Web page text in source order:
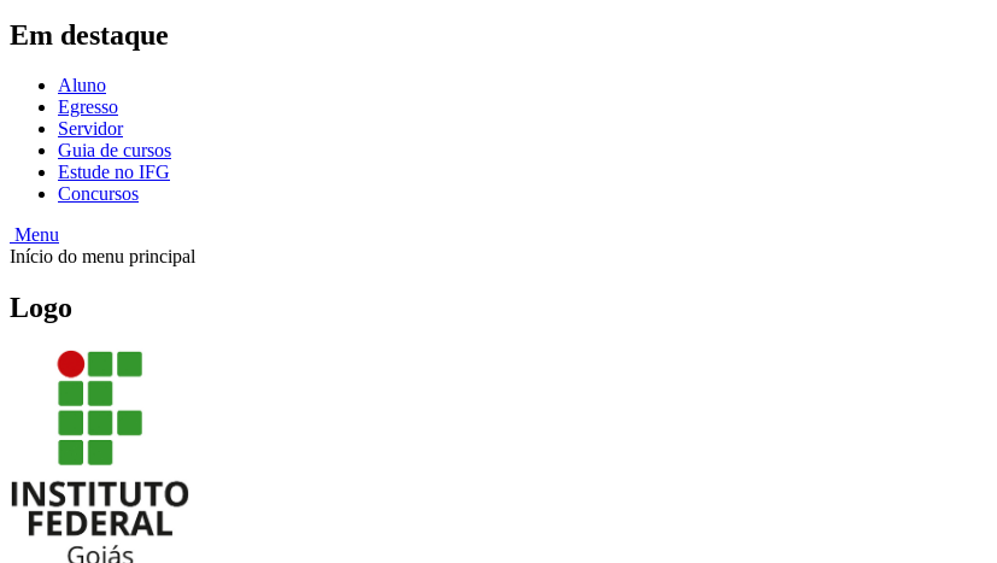
Em destaque
Aluno
Egresso
Servidor
Guia de cursos
Estude no IFG
Concursos
Menu
Início do menu principal
Logo